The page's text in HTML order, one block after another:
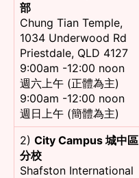
部
Chung Tian Temple,
1034 Underwood Rd
Priestdale, QLD 4127
9:00am -12:00 noon
週六上午 (正體為主)
9:00am -12:00 noon
週日上午 (簡體為主)
2) City Campus 城中區
分校
Shafston International